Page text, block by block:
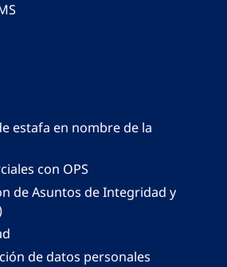
estafa en nombre de la
con OPS
de Asuntos de Integridad y
de datos personales